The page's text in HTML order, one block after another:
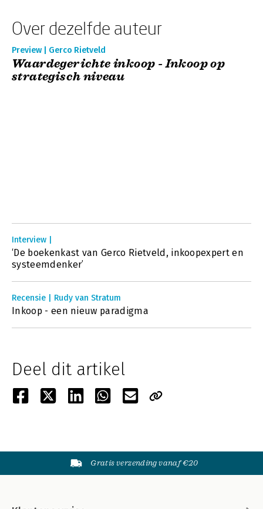
Over dezelfde auteur
Preview | Gerco Rietveld
Waardegerichte inkoop - Inkoop op
strategisch niveau
Interview |
‘De boekenkast van Gerco Rietveld, inkoopexpert en
systeemdenker’
Recensie | Rudy van Stratum
Inkoop - een nieuw paradigma
Deel dit artikel
Gratis verzending vanaf €20